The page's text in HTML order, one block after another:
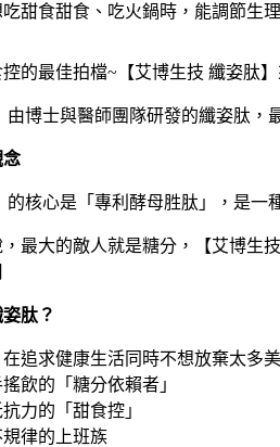
甜食甜食、吃火鍋時，能調節生
的最佳拍檔~【艾博生技 纖姿肽
由博士與醫師團隊研發的纖姿肽
念
的核心是「專利酵母胜肽」，是一
最大的敵人就是糖分，【艾博生
肽？
追求健康生活同時不想放棄太多
飲的「糖分依賴者」
力的「甜食控」
律的上班族